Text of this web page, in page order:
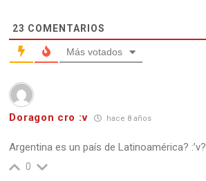
23 COMENTARIOS
Más votados
Doragon cro :v hace 8 años
Argentina es un país de Latinoamérica? :’v?
0